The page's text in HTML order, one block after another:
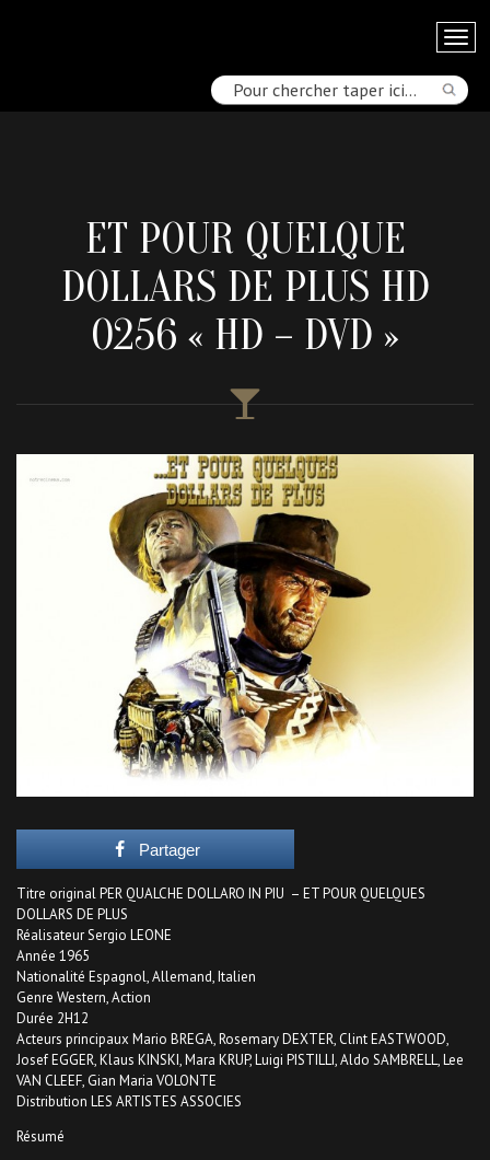
ET POUR QUELQUE
DOLLARS DE PLUS HD
0256 « HD – DVD »
Partager
Titre original PER QUALCHE DOLLARO IN PIU – ET POUR QUELQUES
DOLLARS DE PLUS
Réalisateur Sergio LEONE
Année 1965
Nationalité Espagnol, Allemand, Italien
Genre Western, Action
Durée 2H12
Acteurs principaux Mario BREGA, Rosemary DEXTER, Clint EASTWOOD,
Josef EGGER, Klaus KINSKI, Mara KRUP, Luigi PISTILLI, Aldo SAMBRELL, Lee
VAN CLEEF, Gian Maria VOLONTE
Distribution LES ARTISTES ASSOCIES
Résumé